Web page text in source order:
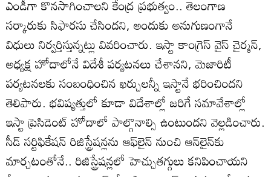
ఎండీగా కొనసాగించాలని కేంద్ర ప్రభుత్వం.. తెలంగాణ
సర్కారుకు సిఫారసు చేసిందని, అందుకు అనుగుణంగానే
విధులు నిర్వర్తిస్తున్నట్లు వివరించారు. ఇస్టా కాంగ్రెస్‌ వైస్‌ చైర్మన్‌,
అధ్యక్ష హోదాలోనే విదేశీ పర్యటనలు చేశానని, మెజారిటీ
పర్యటనలకు సంబంధించిన ఖర్చులన్నీ ఇస్టానే భరించిందని
తెలిపారు. భవిష్యత్తులో కూడా విదేశాల్లో జరిగే సమావేశాల్లో
ఇస్టా ప్రెసిడెంట్‌ హోదాలో పాల్గొనాల్సి ఉంటుందని వెల్లడించారు.
సీడ్‌ సర్టిఫికేషన్‌ రిజిస్ట్రేషన్లను ఆఫ్‌లైన్‌ నుంచి ఆన్‌లైన్‌కు
మార్చటంతోనే.. రిజిస్ట్రేషన్లలో హెచ్చుతగ్గులు కనిపించాయని